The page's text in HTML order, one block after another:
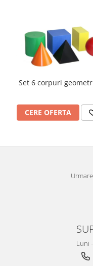
Set 6 corpuri
CERE OFERTA
Luni